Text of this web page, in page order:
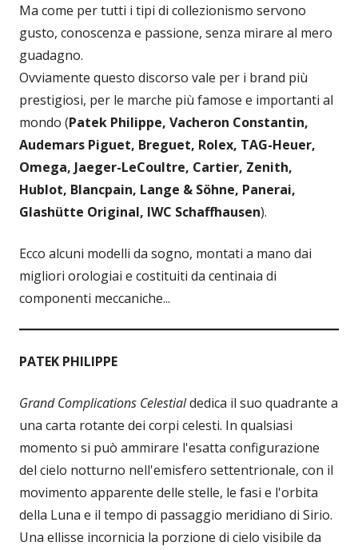
Ma come per tutti i tipi di collezionismo servono
gusto, conoscenza e passione, senza mirare al mero
guadagno.
Ovviamente questo discorso vale per i brand più
prestigiosi, per le marche più famose e importanti al
mondo (Patek Philippe, Vacheron Constantin,
Audemars Piguet, Breguet, Rolex, TAG-Heuer,
Omega, Jaeger-LeCoultre, Cartier, Zenith,
Hublot, Blancpain, Lange & Söhne, Panerai,
Glashütte Original, IWC Schaffhausen).
Ecco alcuni modelli da sogno, montati a mano dai
migliori orologiai e costituiti da centinaia di
componenti meccaniche...
PATEK PHILIPPE
Grand Complications Celestialdedica il suo quadrante a
una carta rotante dei corpi celesti. In qualsiasi
momento si può ammirare l'esatta configurazione
del cielo notturno nell'emisfero settentrionale, con il
movimento apparente delle stelle, le fasi e l'orbita
della Luna e il tempo di passaggio meridiano di Sirio.
Una ellisse incornicia la porzione di cielo visibile da